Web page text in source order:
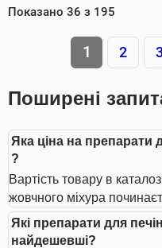
Показано 36 з 195
1 2
Поширені
Яка ціна на препарати
?
Вартість товару в
жовчного міхура
Які препарати для
найдешевші?